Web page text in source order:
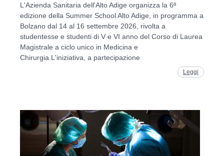
L'Azienda Sanitaria dell'Alto Adige organizza la 6ª
edizione della Summer School Alto Adige, in programma a
Bolzano dal 14 al 16 settembre 2026, rivolta a
studentesse e studenti di V e VI anno del Corso di Laurea
Magistrale a ciclo unico in Medicina e
Chirurgia.L'iniziativa, a partecipazione
Leggi